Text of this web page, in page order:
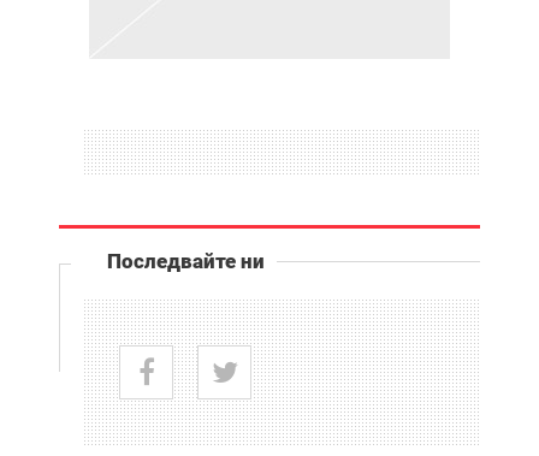
Последвайте ни